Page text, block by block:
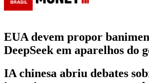
EUA devem propor
DeepSeek em aparelhos do
IA chinesa abriu debates